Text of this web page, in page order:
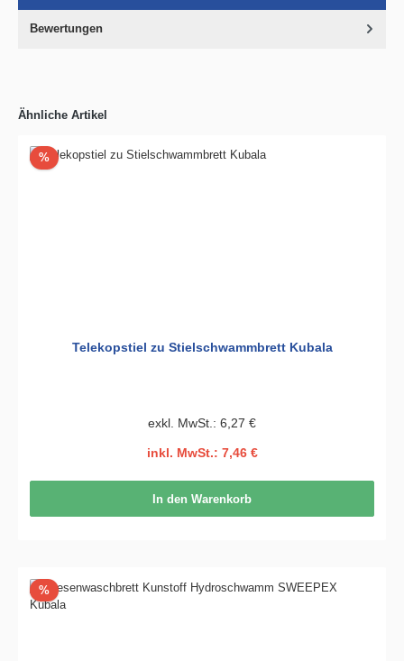
Bewertungen
Ähnliche Artikel
%Rabatt
Telekopstiel zu Stielschwammbrett Kubala
exkl. MwSt.: 6,27 €
inkl. MwSt.: 7,46 €
In den Warenkorb
%Rabatt